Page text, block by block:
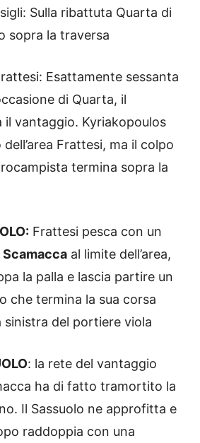
Sulla ribattuta Quarta di
sopra la traversa
Esattamente sessanta
di Quarta, il
il vantaggio. Kyriakopoulos
dell’area Frattesi, ma il colpo
termina sopra la
Frattesi pesca con un
Scamacca al limite dell’area,
la palla e lascia partire un
che termina la sua corsa
sinistra del portiere viola
: la rete del vantaggio
ha di fatto tramortito la
Il Sassuolo ne approfitta e
raddoppia con una